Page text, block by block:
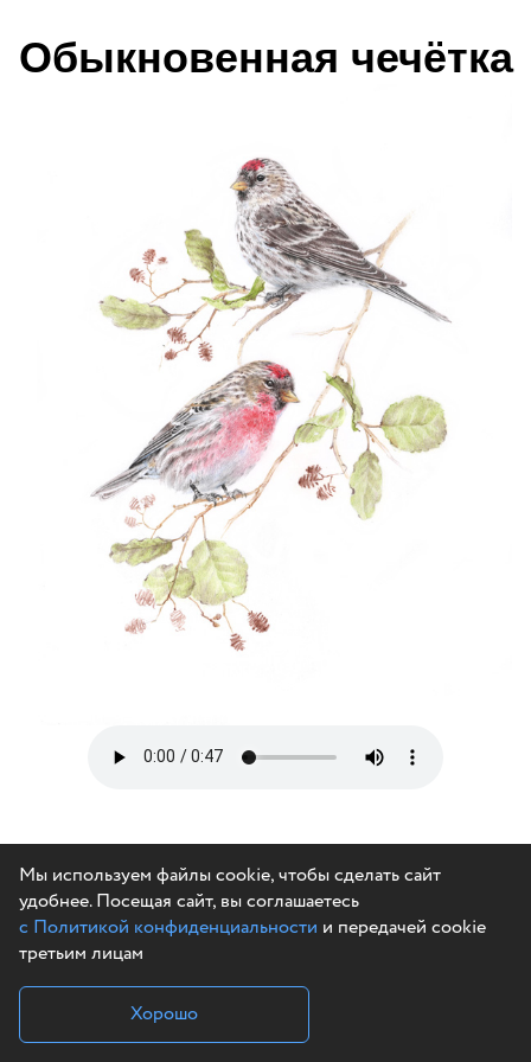
Обыкновенная чечётка
Мы используем файлы cookie, чтобы сделать сайт
удобнее. Посещая сайт, вы соглашаетесь
с Политикой конфиденциальности и передачей cookie
третьим лицам
Хорошо